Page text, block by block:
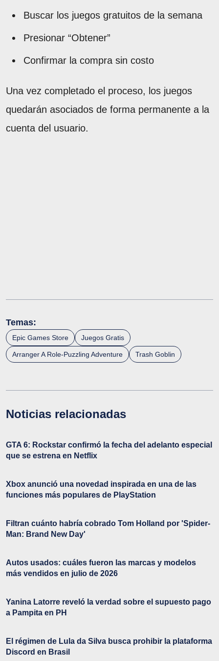
Buscar los juegos gratuitos de la semana
Presionar “Obtener”
Confirmar la compra sin costo
Una vez completado el proceso, los juegos
quedarán asociados de forma permanente a la
cuenta del usuario.
Temas:
Epic Games Store Juegos Gratis
Arranger A Role-Puzzling Adventure Trash Goblin
Noticias relacionadas
GTA 6: Rockstar confirmó la fecha del adelanto especial
que se estrena en Netflix
Xbox anunció una novedad inspirada en una de las
funciones más populares de PlayStation
Filtran cuánto habría cobrado Tom Holland por 'Spider-
Man: Brand New Day'
Autos usados: cuáles fueron las marcas y modelos
más vendidos en julio de 2026
Yanina Latorre reveló la verdad sobre el supuesto pago
a Pampita en PH
El régimen de Lula da Silva busca prohibir la plataforma
Discord en Brasil